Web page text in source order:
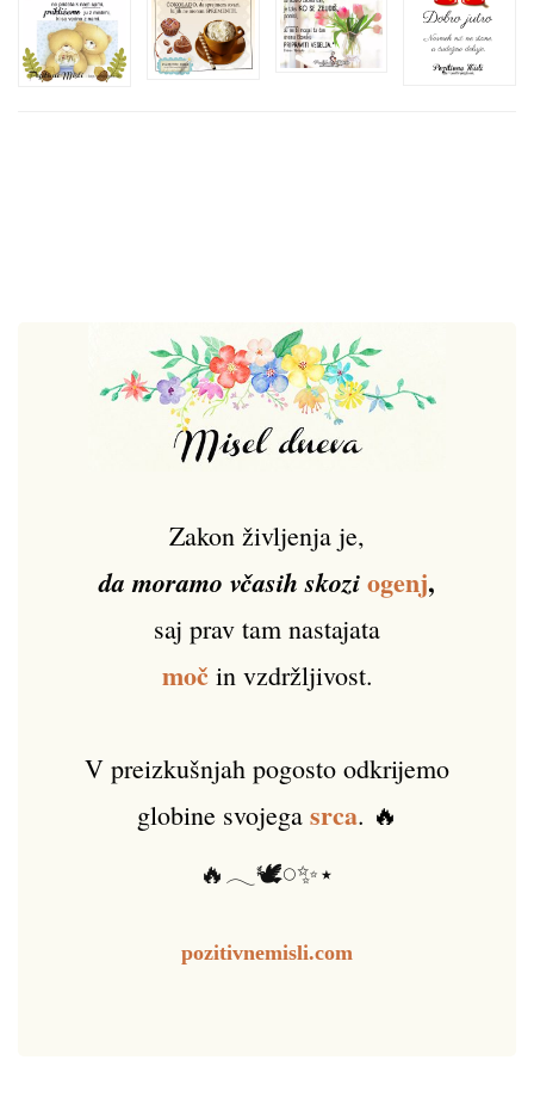
Zakon življenja je,
da moramo včasih skoziogenj,
saj prav tam nastajata
močin vzdržljivost.
V preizkušnjah pogosto odkrijemo
globine svojega srca. 🔥
🔥𓂃🕊️𓏸✨⋆
pozitivnemisli.com